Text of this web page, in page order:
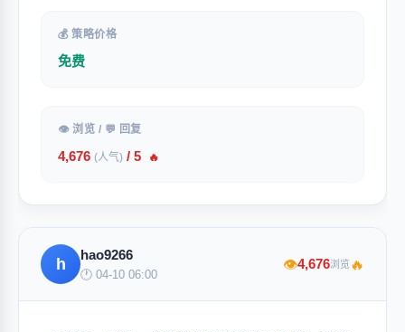
💰 策略价格
免费
👁 浏览 / 💬 回复
4,676 (人气) / 5 🔥
h
hao9266
🕐 04-10 06:00
👁4,676浏览🔥